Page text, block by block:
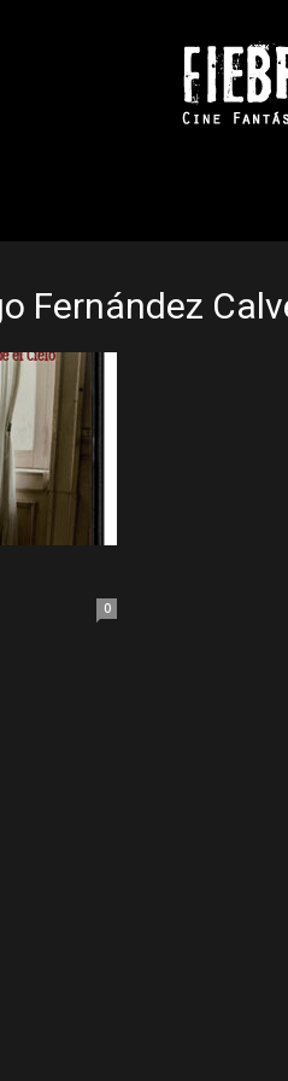
Fernández
0